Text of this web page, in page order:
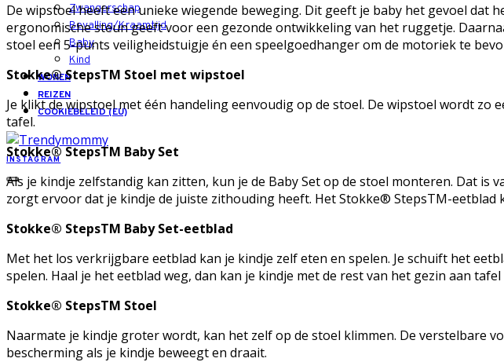
Zwangerschap
Bevalling/Kraamtijd
Baby
Kind
WONEN
REIZEN
COOKIEBELEID (EU)
INSTAGRAM
De wipstoel heeft een unieke wiegende beweging. Dit geeft je baby het gevoel dat
ergonomische steun geeft voor een gezonde ontwikkeling van het ruggetje.
stoel een 5-punts veiligheidstuigje én een speelgoedhanger om de motoriek te
Stokke®StepsTM Stoel met wipstoel
Je klikt de wipstoel met één handeling eenvoudig op de stoel. De wipstoel wordt
tafel.
Stokke®StepsTM Baby Set
Als je kindje zelfstandig kan zitten, kun je de Baby Set op de stoel monteren. Dat
zorgt ervoor dat je kindje de juiste zithouding heeft. Het Stokke® StepsTM-eetblad
Stokke® StepsTM Baby Set-eetblad
Met het los verkrijgbare eetblad kan je kindje zelf eten en spelen. Je schuift het
spelen. Haal je het eetblad weg, dan kan je kindje met de rest van het gezin aan
Stokke® StepsTM Stoel
Naarmate je kindje groter wordt, kan het zelf op de stoel klimmen. De verstelbare
bescherming als je kindje beweegt en draait.